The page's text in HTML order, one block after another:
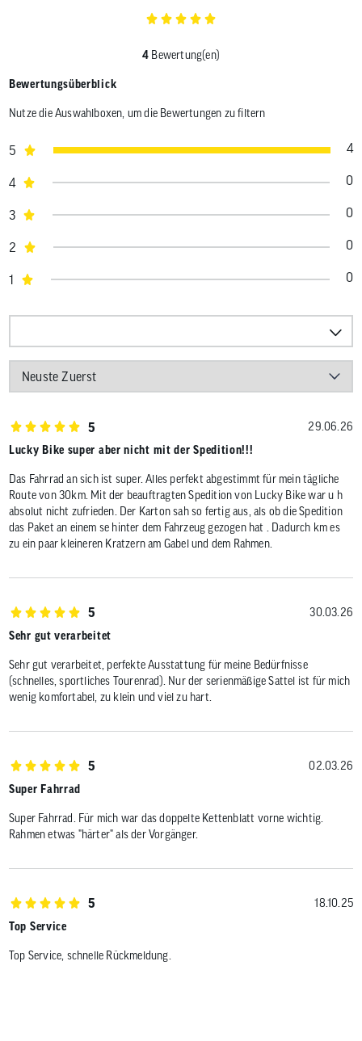
4 Bewertung(en)
Bewertungsüberblick
Nutze die Auswahlboxen, um die Bewertungen zu filtern
5 4
4 0
3 0
2 0
1 0
5
29.06.26
Lucky Bike super aber nicht mit der Spedition!!!
Das Fahrrad an sich ist super. Alles perfekt abgestimmt für mein tägliche
Route von 30km. Mit der beauftragten Spedition von Lucky Bike war u h
absolut nicht zufrieden. Der Karton sah so fertig aus, als ob die Spedition
das Paket an einem se hinter dem Fahrzeug gezogen hat . Dadurch km es
zu ein paar kleineren Kratzern am Gabel und dem Rahmen.
5
30.03.26
Sehr gut verarbeitet
Sehr gut verarbeitet, perfekte Ausstattung für meine Bedürfnisse
(schnelles, sportliches Tourenrad). Nur der serienmäßige Sattel ist für mich
wenig komfortabel, zu klein und viel zu hart.
5
02.03.26
Super Fahrrad
Super Fahrrad. Für mich war das doppelte Kettenblatt vorne wichtig.
Rahmen etwas "härter" als der Vorgänger.
5
18.10.25
Top Service
Top Service, schnelle Rückmeldung.